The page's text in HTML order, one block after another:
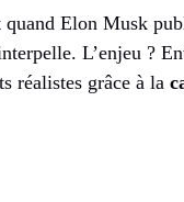
Elon Musk
L’enjeu ?
réalistes grâce à la